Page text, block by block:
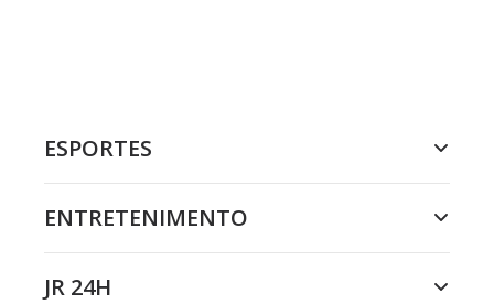
ESPORTES
ENTRETENIMENTO
JR 24H